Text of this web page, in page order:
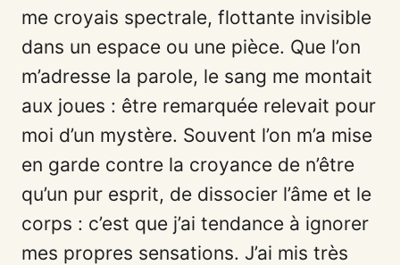
me croyais spectrale, flottante invisible
dans un espace ou une pièce. Que l’on
m’adresse la parole, le sang me montait
aux joues : être remarquée relevait pour
moi d’un mystère. Souvent l’on m’a mise
en garde contre la croyance de n’être
qu’un pur esprit, de dissocier l’âme et le
corps : c’est que j’ai tendance à ignorer
mes propres sensations. J’ai mis très